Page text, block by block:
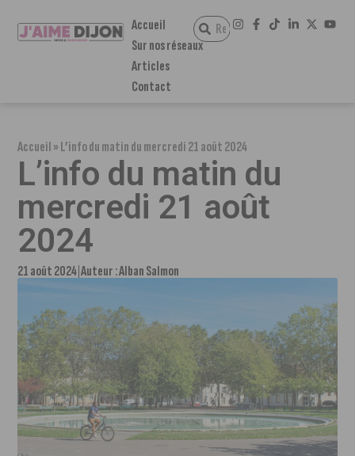
Accueil
Sur nos réseaux
Articles
Contact
Accueil»L’info du matin du mercredi 21 août 2024
L’info du matin du
mercredi 21 août
2024
21 août 2024 Auteur :Alban Salmon